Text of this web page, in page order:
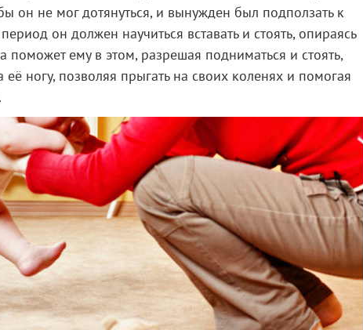
он не мог дотянуться, и вынужден был подползать к
он должен научиться вставать и стоять, опираясь
поможет ему в этом, разрешая подниматься и стоять,
её ногу, позволяя прыгать на своих коленях и помогая